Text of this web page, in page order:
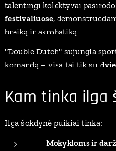
talentingi kolektyvai pasirodo
festivaliuose,
breiką ir akrobatiką.
"Double Dutch" sujungia
komandą – visa tai tik su
Kam tinka ilga
Ilga šokdynė puikiai tinka:
Mokykloms ir